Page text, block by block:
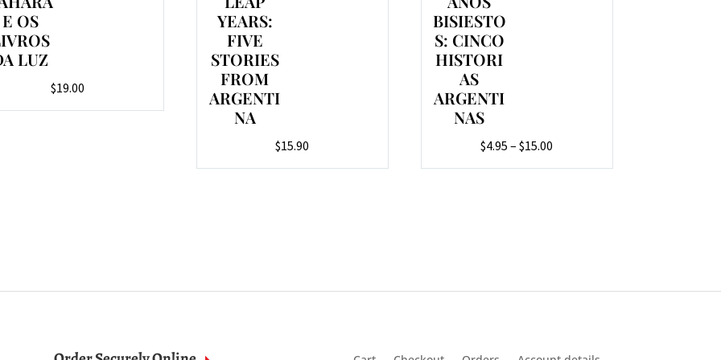
E OS
LUZ
$19.00
YEARS:
FIVE
STORIES
FROM
ARGENTI
NA
$15.90
BISIESTO
S: CINCO
HISTORI
AS
ARGENTI
NAS
$4.95 – $15.00
range: